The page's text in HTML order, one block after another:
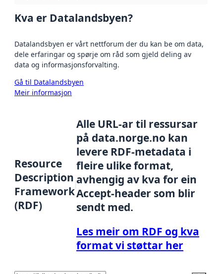
Kva er Datalandsbyen?
Datalandsbyen er vårt nettforum der du kan be om data,
dele erfaringar og spørje om råd som gjeld deling av
data og informasjonsforvalting.
Gå til Datalandsbyen
Meir informasjon
Resource
Description
Framework
(RDF)
Alle URL-ar til ressursar
på data.norge.no kan
levere RDF-metadata i
fleire ulike format,
avhengig av kva for ein
Accept-header som blir
sendt med.
Les meir om RDF og kva
format vi støttar her